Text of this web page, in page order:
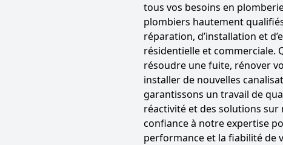
tous vos besoins en
plombiers hautement
réparation, d’installation et
résidentielle et commerciale.
résoudre une fuite, rénover
installer de nouvelles
garantissons un travail de
réactivité et des solutions sur
confiance à notre expertise
performance et la fiabilité de